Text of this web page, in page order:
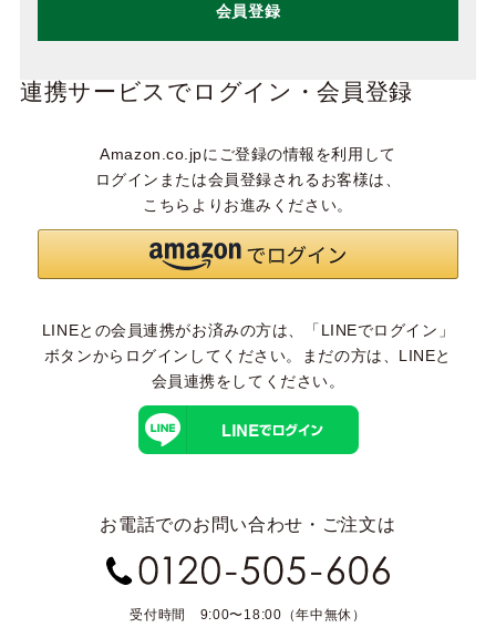
会員登録
連携サービスでログイン・会員登録
Amazon.co.jpにご登録の情報を利用して
ログインまたは会員登録されるお客様は、
こちらよりお進みください。
LINEとの会員連携がお済みの方は、「LINEでログイン」
ボタンからログインしてください。まだの方は、 LINEと
会員連携をしてください。
お電話でのお問い合わせ・ご注文は
受付時間 9:00〜18:00（年中無休）